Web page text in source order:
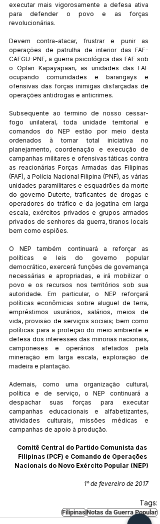
executar mais vigorosamente a defesa ativa
para defender o povo e as forças
revolucionárias.
Devem contra-atacar, frustrar e punir as
operações de patrulha de interior das FAF-
CAFGU-PNF, a guerra psicológica das FAF sob
o Oplan Kapayapaan, as unidades das FAF
ocupando comunidades e barangays e
ofensivas das forças inimigas disfarçadas de
operações antidrogas e anticrimes.
Subsequente ao termino de nosso cessar-
fogo unilateral, toda unidade territorial e
comandos do NEP estão por meio desta
ordenados à tomar total iniciativa no
planejamento, coordenação e execução de
campanhas militares e ofensivas táticas contra
as reacionárias Forças Armadas das Filipinas
(FAF), a Polícia Nacional Filipina (PNF), as várias
unidades paramilitares e esquadrões da morte
do governo Duterte, traficantes de drogas e
operadores do tráfico e da jogatina em larga
escala, exércitos privados e grupos armados
privados de senhores da guerra, tiranos locais
bem como espiões.
O NEP também continuará a reforçar as
políticas e leis do governo popular
democrático, exercerá funções de governança
necessárias e apropriadas, e irá mobilizar o
povo e os recursos nos territórios sob sua
autoridade. Em particular, o NEP reforçará
políticas econômicas sobre aluguel de terra,
empréstimos usurários, salários, meios de
vida, provisão de serviços sociais; bem como
políticas para a proteção do meio ambiente e
defesa dos interesses das minorias nacionais,
camponeses e operários afetados pela
mineração em larga escala, exploração de
madeira e plantação.
Ademais, como uma organização cultural,
política e de serviço, o NEP continuará a
despachar suas forças para executar
campanhas educacionais e alfabetizantes,
atividades culturais, missões médicas e
campanhas de apoio à produção.
Comitê Central do Partido Comunista das
Filipinas (PCF) e Comando de Operações
Nacionais do Novo Exército Popular (NEP)
1° de fevereiro de 2017
Tags:
FilipinasNotas da Guerra Popular